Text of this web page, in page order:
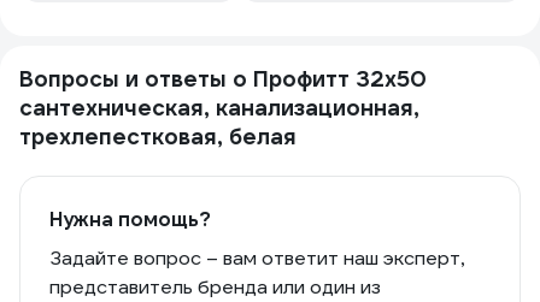
Вопросы и ответы о Профитт 32x50
сантехническая, канализационная,
трехлепестковая, белая
Нужна помощь?
Задайте вопрос – вам ответит наш эксперт,
представитель бренда или один из